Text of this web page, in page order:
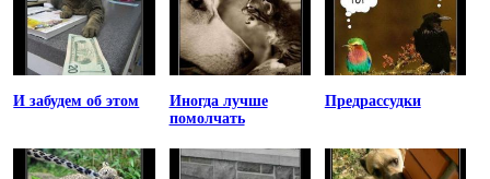
И забудем об этом
Иногда лучше
помолчать
Предрассудки